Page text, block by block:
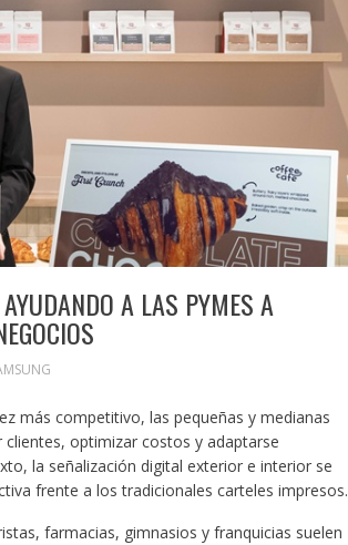
A LAS PYMES A
más competitivo, las pequeñas y medianas
optimizar costos y adaptarse
la señalización digital exterior e interior se
frente a los tradicionales carteles impresos.
farmacias, gimnasios y franquicias suelen